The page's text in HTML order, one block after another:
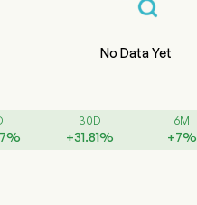
No Data Yet
%
30D
+31.81%
6M
+7%